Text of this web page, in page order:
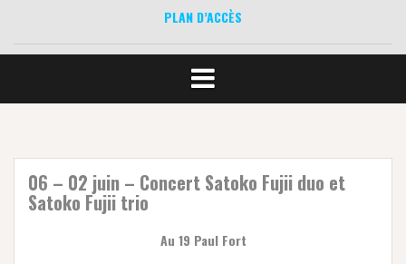
PLAN D’ACCÈS
06 – 02 juin – Concert Satoko Fujii duo et
Satoko Fujii trio
Au 19 Paul Fort